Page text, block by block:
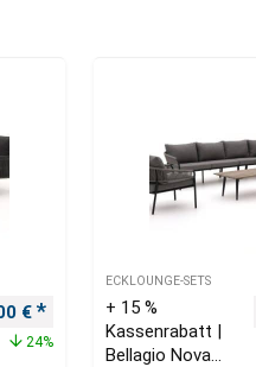
Preis war: 2.270,00 €
€ Aktueller Preis ist:
24%
ECKLOUNGE-SETS
+ 15 %
Kassenrabatt |
Bellagio Nova